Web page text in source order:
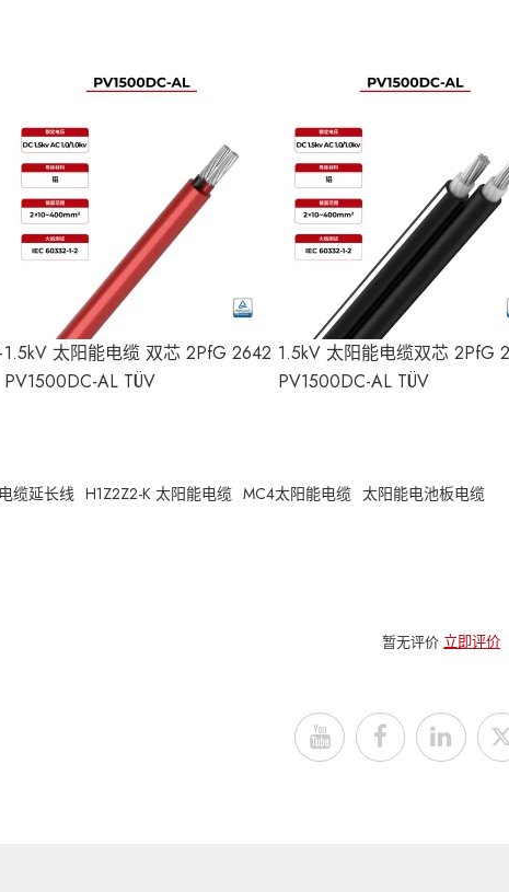
1.5kV 太阳能电缆 双芯 2PfG 2642
PV1500DC-AL TÜV
1.5kV 太阳能电缆双芯 2PfG
PV1500DC-AL TÜV
缆延长线 H1Z2Z2-K 太阳能电缆 MC4太阳能电缆 太阳能电池板电缆
暂无评价 立即评价